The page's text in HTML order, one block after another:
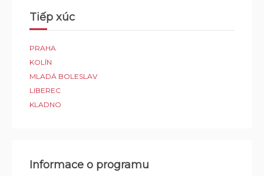
Tiếp xúc
PRAHA
KOLÍN
MLADÁ BOLESLAV
LIBEREC
KLADNO
Informace o programu